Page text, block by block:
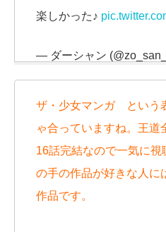
楽しかった♪
— ダーシャン
ザ・少女マンガ という
ゃ合っていますね。王道
16話完結なので一気に視
の手の作品が好きな人に
作品です。